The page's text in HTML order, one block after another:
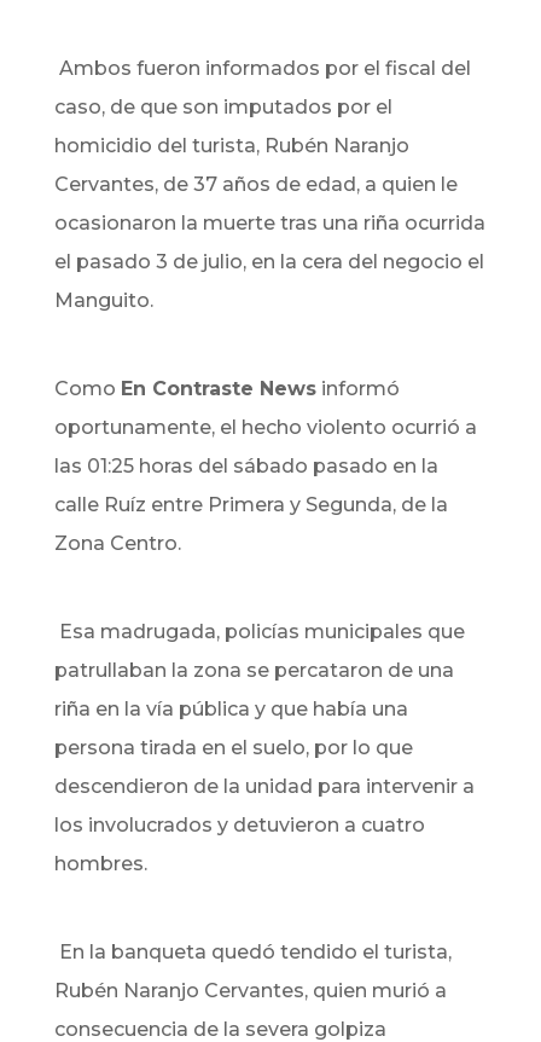
Ambos fueron informados por el fiscal del
caso, de que son imputados por el
homicidio del turista, Rubén Naranjo
Cervantes, de 37 años de edad, a quien le
ocasionaron la muerte tras una riña ocurrida
el pasado 3 de julio, en la cera del negocio el
Manguito.
Como En Contraste Newsinformó
oportunamente, el hecho violento ocurrió a
las 01:25 horas del sábado pasado en la
calle Ruíz entre Primera y Segunda, de la
Zona Centro.
Esa madrugada, policías municipales que
patrullaban la zona se percataron de una
riña en la vía pública y que había una
persona tirada en el suelo, por lo que
descendieron de la unidad para intervenir a
los involucrados y detuvieron a cuatro
hombres.
En la banqueta quedó tendido el turista,
Rubén Naranjo Cervantes, quien murió a
consecuencia de la severa golpiza